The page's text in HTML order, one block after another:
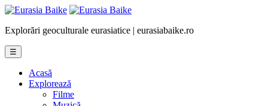
Explorări geoculturale eurasiatice | eurasiabaike.ro
☰
Acasă
Explorează
Filme